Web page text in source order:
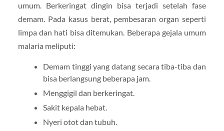
umum. Berkeringat dingin bisa terjadi setelah fase
demam. Pada kasus berat, pembesaran organ seperti
limpa dan hati bisa ditemukan. Beberapa gejala umum
malaria meliputi:
Demam tinggi yang datang secara tiba-tiba dan
bisa berlangsung beberapa jam.
Menggigil dan berkeringat.
Sakit kepala hebat.
Nyeri otot dan tubuh.